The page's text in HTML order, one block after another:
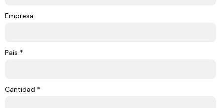
Empresa
País *
Cantidad *